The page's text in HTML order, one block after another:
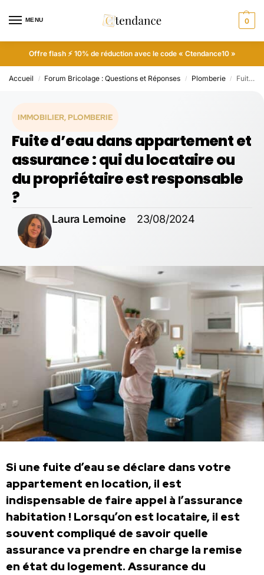
MENU 0
Offre flash ⚡ 10% de réduction avec le code « Ctendance10 »
Accueil / Forum Bricolage : Questions et Réponses / Plomberie / Fuite d’eau dans appartement et assurance : qui du locataire ou du propriétaire est responsable ?
IMMOBILIER, PLOMBERIE
Fuite d’eau dans appartement et
assurance : qui du locataire ou
du propriétaire est responsable
?
Laura Lemoine 23/08/2024
Si une fuite d’eau se déclare dans votre
appartement en location, il est
indispensable de faire appel à l’assurance
habitation ! Lorsqu’on est locataire, il est
souvent compliqué de savoir quelle
assurance va prendre en charge la remise
en état du logement. Assurance du